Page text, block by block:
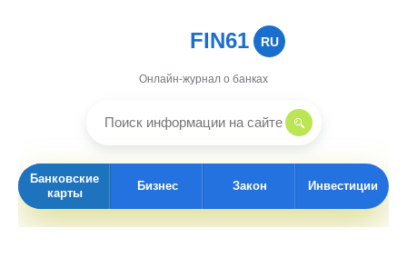
FIN61 RU
Онлайн-журнал о банках
Банковские
карты
Бизнес Закон Инвестиции